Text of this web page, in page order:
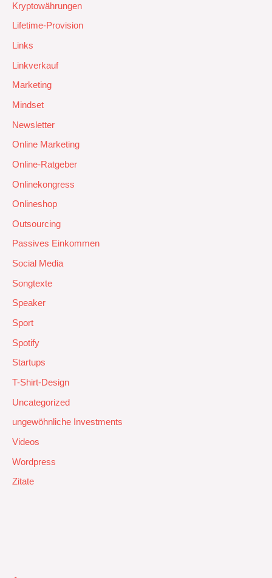
Kryptowährungen
Lifetime-Provision
Links
Linkverkauf
Marketing
Mindset
Newsletter
Online Marketing
Online-Ratgeber
Onlinekongress
Onlineshop
Outsourcing
Passives Einkommen
Social Media
Songtexte
Speaker
Sport
Spotify
Startups
T-Shirt-Design
Uncategorized
ungewöhnliche Investments
Videos
Wordpress
Zitate